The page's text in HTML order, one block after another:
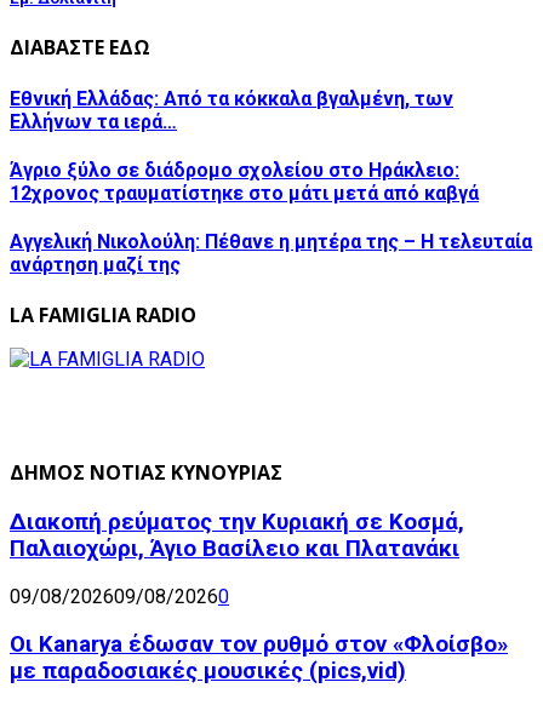
ΔΙΑΒΑΣΤΕ ΕΔΩ
Εθνική Ελλάδας: Από τα κόκκαλα βγαλμένη, των
Ελλήνων τα ιερά…
Άγριο ξύλο σε διάδρομο σχολείου στο Ηράκλειο:
12χρονος τραυματίστηκε στο μάτι μετά από καβγά
Αγγελική Νικολούλη: Πέθανε η μητέρα της – Η τελευταία
ανάρτηση μαζί της
LA FAMIGLIA RADIO
ΔΗΜΟΣ ΝΟΤΙΑΣ ΚΥΝΟΥΡΙΑΣ
Διακοπή ρεύματος την Κυριακή σε Κοσμά,
Παλαιοχώρι, Άγιο Βασίλειο και Πλατανάκι
09/08/202609/08/20260
Οι Kanarya έδωσαν τον ρυθμό στον «Φλοίσβο»
με παραδοσιακές μουσικές (pics,vid)